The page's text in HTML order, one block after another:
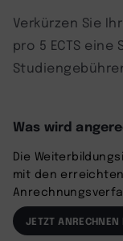
Verkürzen Sie
pro 5 ECTS
Was wird
Die
mit den
JETZT ANRECHNEN